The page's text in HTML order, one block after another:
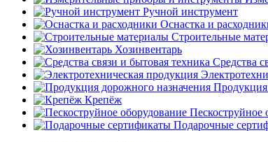
Ручной инструмент
Оснастка и
Строительные
Хозинвентарь
Средства
Продукция
Крепёж
Пескоструйное
Подарочные